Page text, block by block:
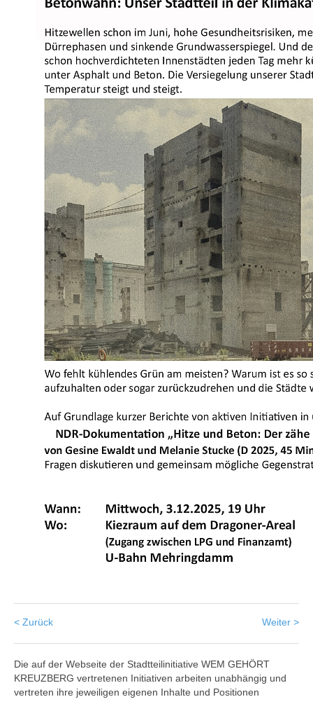
< Zurück Weiter >
Die auf der Webseite der Stadtteilinitiative WEM GEHÖRT
KREUZBERG vertretenen Initiativen arbeiten unabhängig und
vertreten ihre jeweiligen eigenen Inhalte und Positionen